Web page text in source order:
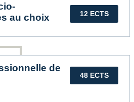
12 ECTS
au choix
48 ECTS
de